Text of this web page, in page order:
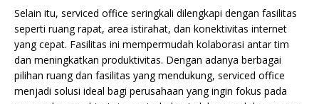
Selain itu, serviced office seringkali dilengkapi dengan fasilitas
seperti ruang rapat, area istirahat, dan konektivitas internet
yang cepat. Fasilitas ini mempermudah kolaborasi antar tim
dan meningkatkan produktivitas. Dengan adanya berbagai
pilihan ruang dan fasilitas yang mendukung, serviced office
menjadi solusi ideal bagi perusahaan yang ingin fokus pada